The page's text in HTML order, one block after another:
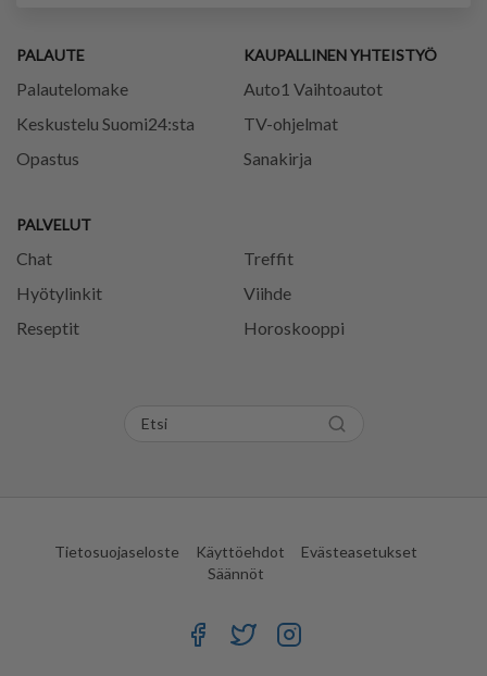
PALAUTE
Palautelomake
Keskustelu Suomi24:sta
Opastus
PALVELUT
Chat
Treffit
Hyötylinkit
Viihde
Reseptit
Horoskooppi
KAUPALLINEN YHTEISTYÖ
Auto1 Vaihtoautot
TV-ohjelmat
Sanakirja
Tietosuojaseloste Käyttöehdot
Evästeasetukset
Säännöt